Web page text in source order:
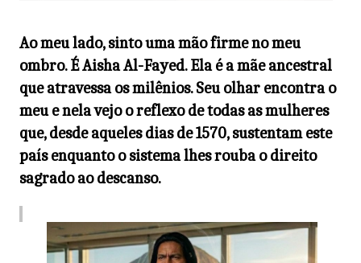
Ao meu lado, sinto uma mão firme no meu
ombro. É Aisha Al-Fayed. Ela é a mãe ancestral
que atravessa os milênios. Seu olhar encontra o
meu e nela vejo o reflexo de todas as mulheres
que, desde aqueles dias de 1570, sustentam este
país enquanto o sistema lhes rouba o direito
sagrado ao descanso.